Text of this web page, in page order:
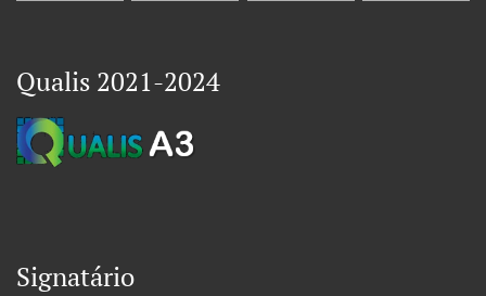
Qualis 2021-2024
Signatário